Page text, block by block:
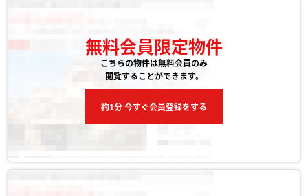
無料会員限定物件
こちらの物件は無料会員のみ
閲覧することができます。
約1分 今すぐ会員登録をする